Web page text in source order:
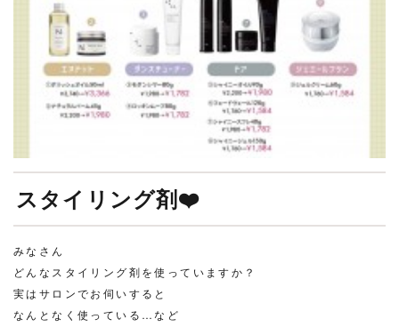
スタイリング剤❤️
みなさん
どんなスタイリング剤を使っていますか？
実はサロンでお伺いすると
なんとなく使っている…など